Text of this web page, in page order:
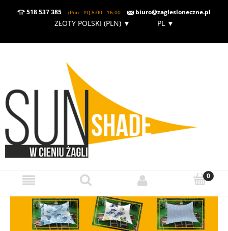
518 537 385 (Pon - Pt) 8:00 - 16:00 biuro@zaglesloneczne.pl
ZŁOTY POLSKI (PLN)▼ PL ▼